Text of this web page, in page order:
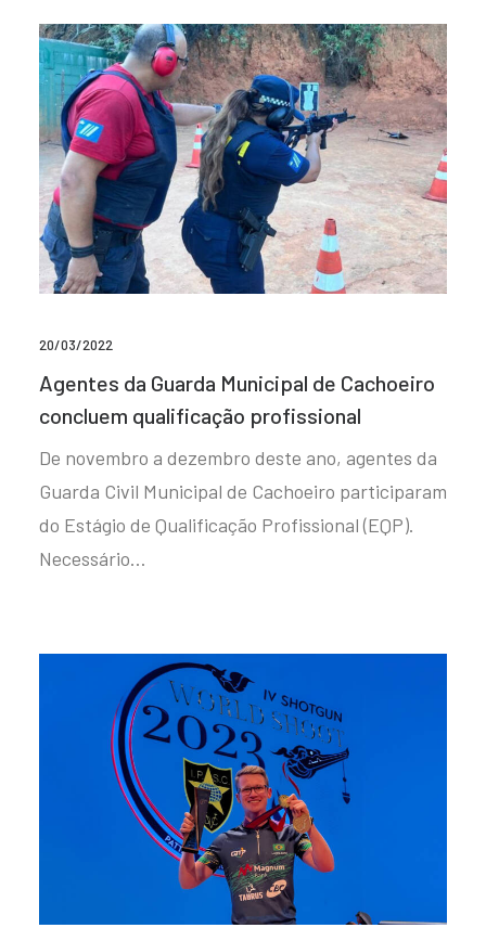
20/03/2022
Agentes da Guarda Municipal de Cachoeiro
concluem qualificação profissional
De novembro a dezembro deste ano, agentes da
Guarda Civil Municipal de Cachoeiro participaram
do Estágio de Qualificação Profissional (EQP).
Necessário…